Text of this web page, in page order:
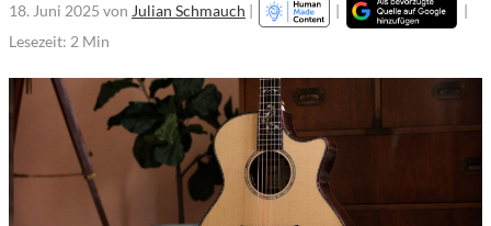
18. Juni 2025 von Julian Schmauch | |
|
Lesezeit: 2 Min